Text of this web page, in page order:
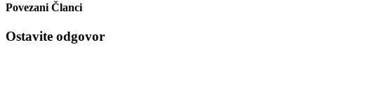
Povezani Članci
Ostavite odgovor